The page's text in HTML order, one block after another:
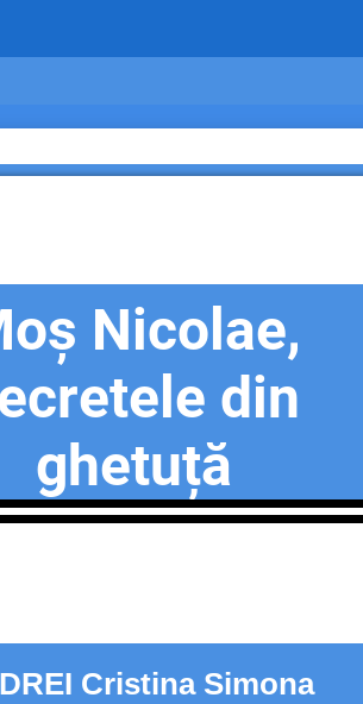
Nicolae,
din
ghetuță
Cristina Simona